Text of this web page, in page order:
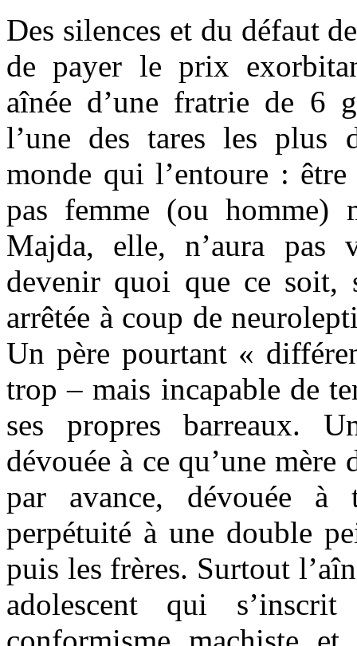
Des silences et du défaut
de payer le prix
aînée d’une fratrie de 6
l’une des tares les plus
monde qui l’entoure :
pas femme (ou homme)
Majda, elle, n’aura pas
devenir quoi que ce soit,
arrêtée à coup de
Un père pourtant «
trop – mais incapable de
ses propres barreaux.
dévouée à ce qu’une
par avance, dévouée à
perpétuité à une double
puis les frères. Surtout
adolescent qui